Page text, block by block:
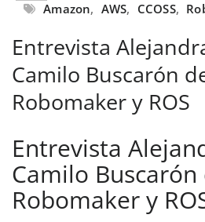
Amazon, AWS, CCOSS,
Entrevista
Camilo Buscarón
Robomaker y ROS
Entrevista
Camilo Buscarón
Robomaker y